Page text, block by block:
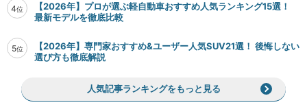
4位
【2026年】プロが選ぶ軽自動車おすすめ人気ランキング15選！
最新モデルを徹底比較
5位
【2026年】専門家おすすめ&ユーザー人気SUV21選！ 後悔しない
選び方も徹底解説
人気記事ランキングをもっと見る